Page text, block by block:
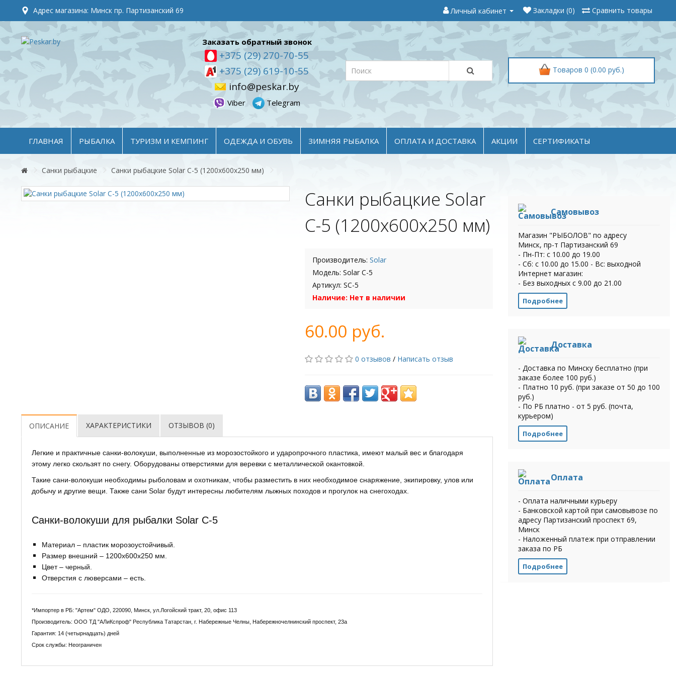
Адрес магазина: Минск пр. Партизанский 69 Личный кабинет Закладки (0) Сравнить товары
Заказать обратный звонок
+375 (29) 270-70-55
+375 (29) 619-10-55
info@peskar.by
Viber Telegram
Товаров 0 (0.00 руб.)
ГЛАВНАЯ РЫБАЛКА ТУРИЗМ И КЕМПИНГ ОДЕЖДА И ОБУВЬ ЗИМНЯЯ РЫБАЛКА ОПЛАТА И ДОСТАВКА АКЦИИ СЕРТИФИКАТЫ
Санки рыбацкие Санки рыбацкие Solar C-5 (1200x600x250 мм)
Санки рыбацкие Solar
C-5 (1200x600x250 мм)
Производитель:Solar
Модель: Solar C-5
Артикул: SC-5
Наличие: Нет в наличии
60.00 руб.
0 отзывов / Написать отзыв
ОПИСАНИЕ ХАРАКТЕРИСТИКИ ОТЗЫВОВ (0)
Легкие и практичные санки-волокуши, выполненные из морозостойкого и ударопрочного пластика, имеют малый вес и благодаря
этому легко скользят по снегу. Оборудованы отверстиями для веревки с металлической окантовкой.
Такие сани-волокуши необходимы рыболовам и охотникам, чтобы разместить в них необходимое снаряжение, экипировку, улов или
добычу и другие вещи. Также сани Solar будут интересны любителям лыжных походов и прогулок на снегоходах.
Санки-волокуши для рыбалки Solar C-5
Материал – пластик морозоустойчивый.
Размер внешний – 1200x600x250 мм.
Цвет – черный.
Отверстия с люверсами – есть.
*Импортер в РБ: "Артем" ОДО, 220090, Минск, ул.Логойский тракт, 20, офис 113
Производитель: ООО ТД "АЛиКспроф" Республика Татарстан, г. Набережные Челны, Набережночелнинский проспект, 23а
Гарантия: 14 (четырнадцать) дней
Срок службы: Неограничен
Самовывоз
Магазин "РЫБОЛОВ" по адресу
Минск, пр-т Партизанский 69
- Пн-Пт: с 10.00 до 19.00
- Сб: с 10.00 до 15.00 - Вс: выходной
Интернет магазин:
- Без выходных с 9.00 до 21.00
Подробнее
Доставка
- Доставка по Минску бесплатно (при
заказе более 100 руб.)
- Платно 10 руб. (при заказе от 50 до 100
руб.)
- По РБ платно - от 5 руб. (почта,
курьером)
Подробнее
Оплата
- Оплата наличными курьеру
- Банковской картой при самовывозе по
адресу Партизанский проспект 69,
Минск
- Наложенный платеж при отправлении
заказа по РБ
Подробнее